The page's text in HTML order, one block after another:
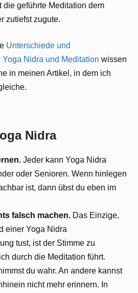
die geführte Meditation dem
zutiefst zugute.
Unterschiede und
Nidra und Meditation wissen
in meinen Artikel, in dem ich
Nidra
Jeder kann Yoga Nidra
oder Senioren. Wenn hinlegen
ist, dann übst du eben im
falsch machen. Das Einzige,
einer Yoga Nidra
tust, ist der Stimme zu
durch die Meditation führt.
du wahr. An andere kannst
nicht mehr erinnern. In